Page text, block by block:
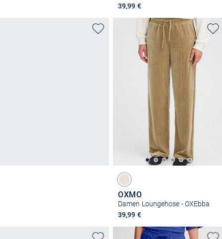
39,99 €
OXMO
Damen Loungehose - OXEbba
39,99 €